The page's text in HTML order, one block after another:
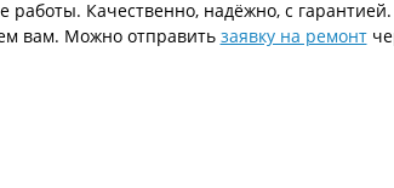
работы. Качественно, надёжно, с
вам. Можно отправить заявку на ремонт